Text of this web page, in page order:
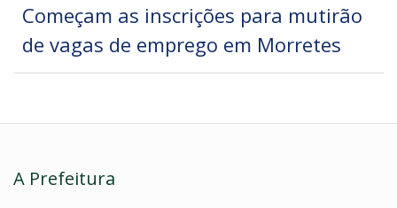
Começam as inscrições para mutirão
de vagas de emprego em Morretes
A Prefeitura